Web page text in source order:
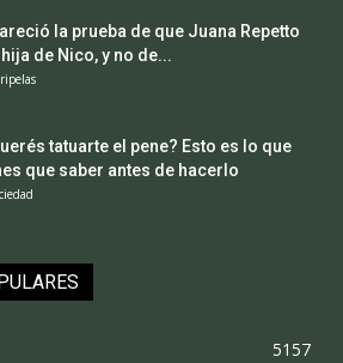
la prueba de que Juana Repetto
de Nico, y no de...
tatuarte el pene? Esto es lo que
que saber antes de hacerlo
5157